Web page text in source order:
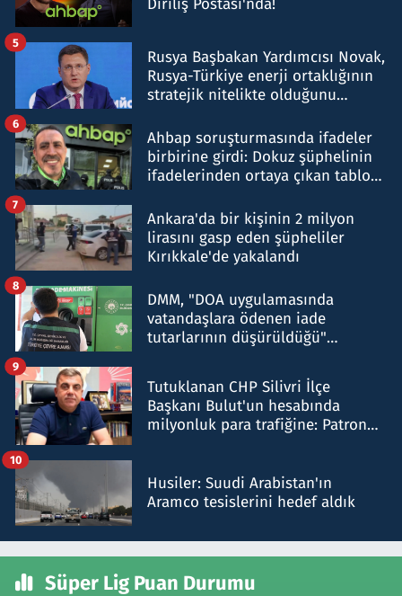
Diriliş Postası'nda!
Rusya Başbakan Yardımcısı Novak,
Rusya-Türkiye enerji ortaklığının
stratejik nitelikte olduğunu
5
Ahbap soruşturmasında ifadeler
birbirine girdi: Dokuz şüphelinin
ifadelerinden ortaya çıkan tablo
6
Ankara'da bir kişinin 2 milyon
lirasını gasp eden şüpheliler
Kırıkkale'de yakalandı
7
DMM, "DOA uygulamasında
vatandaşlara ödenen iade
tutarlarının düşürüldüğü"
8
Tutuklanan CHP Silivri İlçe
Başkanı Bulut'un hesabında
milyonluk para trafiğine: Patron
9
Husiler: Suudi Arabistan'ın
Aramco tesislerini hedef aldık
10
Süper Lig Puan Durumu